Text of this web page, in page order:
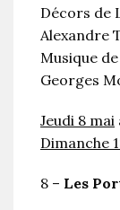
Décors de
Alexandre
Musique
Georges
Jeudi 8 mai
Dimanche
8 – Les